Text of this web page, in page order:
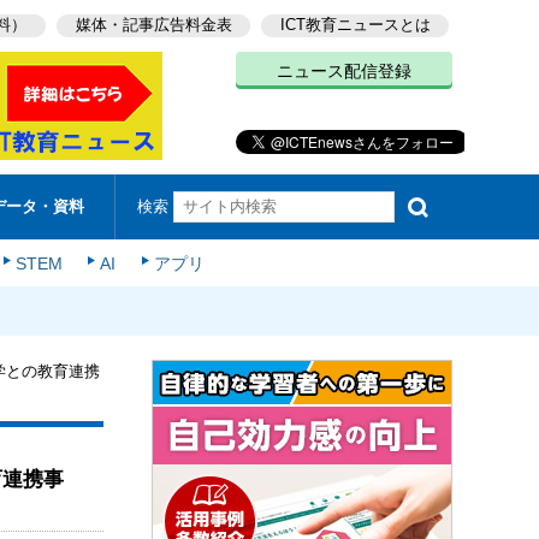
） 媒体・記事広告料金表 ICT教育ニュースとは
ニュース配信登録
ータ・資料 検索
STEM AI アプリ
との教育連携
携事